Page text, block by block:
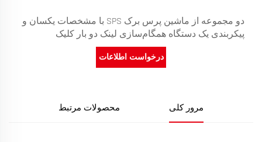
دو مجموعه از ماشین پرس برک SPS با مشخصات یکسان و
پیکربندی یک دستگاه همگام‌سازی لینک دو بار کلیک
درخواست اطلاعات
مرور کلی محصولات مرتبط